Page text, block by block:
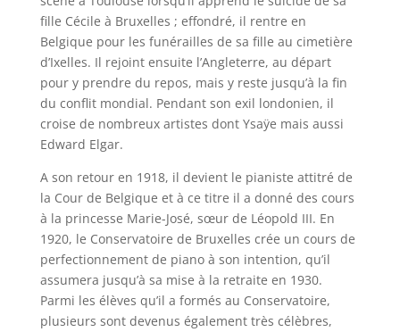
fille Cécile à Bruxelles ; effondré, il rentre en
Belgique pour les funérailles de sa fille au cimetière
d’Ixelles. Il rejoint ensuite l’Angleterre, au départ
pour y prendre du repos, mais y reste jusqu’à la fin
du conflit mondial. Pendant son exil londonien, il
croise de nombreux artistes dont Ysaÿe mais aussi
Edward Elgar.
A son retour en 1918, il devient le pianiste attitré de
la Cour de Belgique et à ce titre il a donné des cours
à la princesse Marie-José, sœur de Léopold III. En
1920, le Conservatoire de Bruxelles crée un cours de
perfectionnement de piano à son intention, qu’il
assumera jusqu’à sa mise à la retraite en 1930.
Parmi les élèves qu’il a formés au Conservatoire,
plusieurs sont devenus également très célèbres,